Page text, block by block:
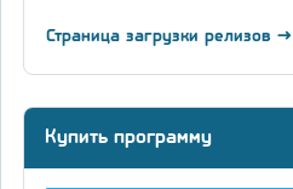
Страница загрузки релизов →
Купить программу